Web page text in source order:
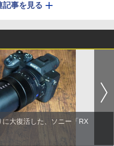
記事を見る
大復活した、ソニー「RX